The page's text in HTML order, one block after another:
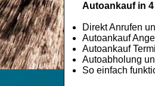
Autoankauf in
Direkt Anrufen
Autoankauf
Autoankauf
Autoabholung
So einfach